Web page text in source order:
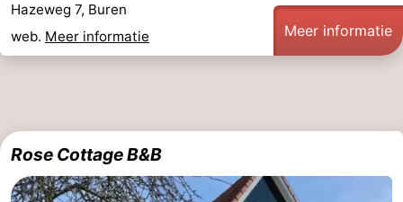
Sporten
-
Wandelen
-
Hazeweg 7, Buren
web. Meer informatie Meer informatie
Rose Cottage B&B